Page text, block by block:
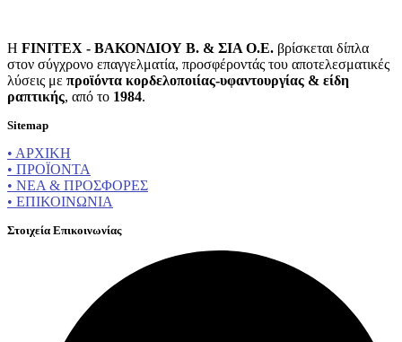
Η FINITEX - ΒΑΚΟΝΔΙΟΥ Β. & ΣΙΑ Ο.Ε. βρίσκεται δίπλα
στον σύγχρονο επαγγελματία, προσφέροντάς του αποτελεσματικές
λύσεις με προϊόντα κορδελοποιίας-υφαντουργίας & είδη
ραπτικής, από το 1984.
Sitemap
• ΑΡΧΙΚΗ
• ΠΡΟΪΟΝΤΑ
• ΝΕΑ & ΠΡΟΣΦΟΡΕΣ
• ΕΠΙΚΟΙΝΩΝΙΑ
Στοιχεία Επικοινωνίας